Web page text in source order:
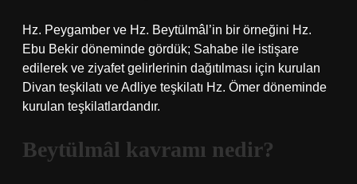
Hz. Peygamber ve Hz. Beytülmâl’in bir örneğini Hz.
Ebu Bekir döneminde gördük; Sahabe ile istişare
edilerek ve ziyafet gelirlerinin dağıtılması için kurulan
Divan teşkilatı ve Adliye teşkilatı Hz. Ömer döneminde
kurulan teşkilatlardandır.
Beytülmâl kavramı nedir?